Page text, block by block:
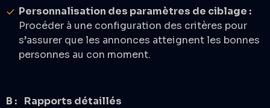
Personnalisation des paramètres de ciblage :
Procéder à une configuration des critères pour
s’assurer que les annonces atteignent les bonnes
personnes au con moment. ​
B : Rapports détaillés